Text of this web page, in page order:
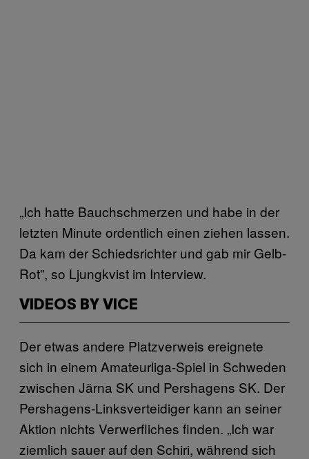
„Ich hatte Bauchschmerzen und habe in der
letzten Minute ordentlich einen ziehen lassen.
Da kam der Schiedsrichter und gab mir Gelb-
Rot”, so Ljungkvist im Interview.
VIDEOS BY VICE
Der etwas andere Platzverweis ereignete
sich in einem Amateurliga-Spiel in Schweden
zwischen Järna SK und Pershagens SK. Der
Pershagens-Linksverteidiger kann an seiner
Aktion nichts Verwerfliches finden. „Ich war
ziemlich sauer auf den Schiri, während sich